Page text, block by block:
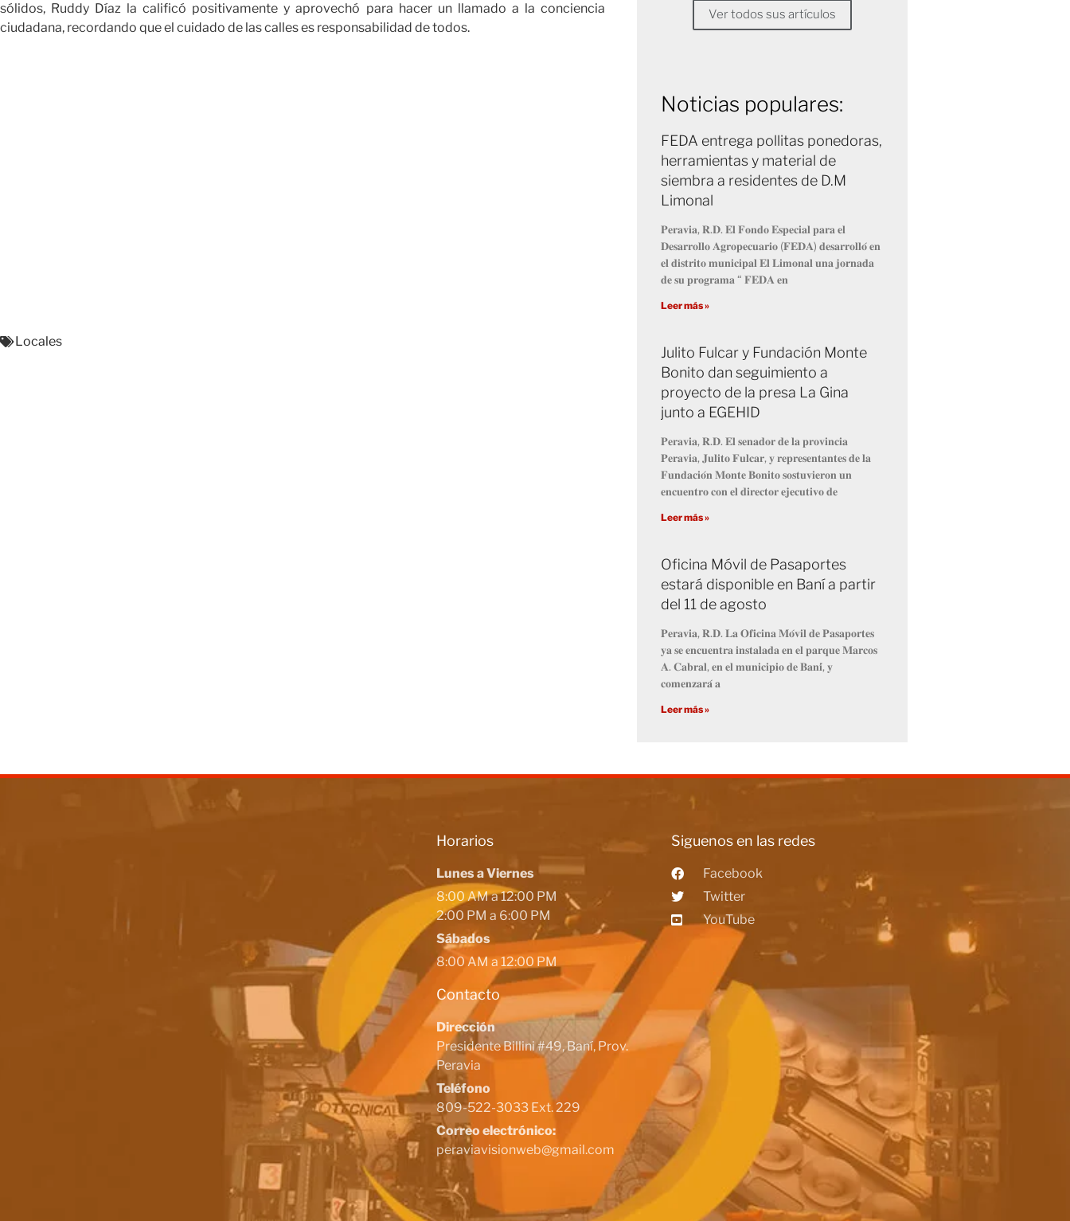
sólidos, Ruddy Díaz la calificó positivamente y aprovechó para hacer un llamado a la conciencia
ciudadana, recordando que el cuidado de las calles es responsabilidad de todos.
Locales
Ver todos sus artículos
Noticias populares:
FEDA entrega pollitas ponedoras,
herramientas y material de
siembra a residentes de D.M
Limonal
𝐏𝐞𝐫𝐚𝐯𝐢𝐚, 𝐑.𝐃. 𝐄𝐥 𝐅𝐨𝐧𝐝𝐨 𝐄𝐬𝐩𝐞𝐜𝐢𝐚𝐥 𝐩𝐚𝐫𝐚 𝐞𝐥
𝐃𝐞𝐬𝐚𝐫𝐫𝐨𝐥𝐥𝐨 𝐀𝐠𝐫𝐨𝐩𝐞𝐜𝐮𝐚𝐫𝐢𝐨 (𝐅𝐄𝐃𝐀) 𝐝𝐞𝐬𝐚𝐫𝐫𝐨𝐥𝐥𝐨́ 𝐞𝐧
𝐞𝐥 𝐝𝐢𝐬𝐭𝐫𝐢𝐭𝐨 𝐦𝐮𝐧𝐢𝐜𝐢𝐩𝐚𝐥 𝐄𝐥 𝐋𝐢𝐦𝐨𝐧𝐚𝐥 𝐮𝐧𝐚 𝐣𝐨𝐫𝐧𝐚𝐝𝐚
𝐝𝐞 𝐬𝐮 𝐩𝐫𝐨𝐠𝐫𝐚𝐦𝐚 “ 𝐅𝐄𝐃𝐀 𝐞𝐧
Leer más »
Julito Fulcar y Fundación Monte
Bonito dan seguimiento a
proyecto de la presa La Gina
junto a EGEHID
𝐏𝐞𝐫𝐚𝐯𝐢𝐚, 𝐑.𝐃. 𝐄𝐥 𝐬𝐞𝐧𝐚𝐝𝐨𝐫 𝐝𝐞 𝐥𝐚 𝐩𝐫𝐨𝐯𝐢𝐧𝐜𝐢𝐚
𝐏𝐞𝐫𝐚𝐯𝐢𝐚, 𝐉𝐮𝐥𝐢𝐭𝐨 𝐅𝐮𝐥𝐜𝐚𝐫, 𝐲 𝐫𝐞𝐩𝐫𝐞𝐬𝐞𝐧𝐭𝐚𝐧𝐭𝐞𝐬 𝐝𝐞 𝐥𝐚
𝐅𝐮𝐧𝐝𝐚𝐜𝐢𝐨́𝐧 𝐌𝐨𝐧𝐭𝐞 𝐁𝐨𝐧𝐢𝐭𝐨 𝐬𝐨𝐬𝐭𝐮𝐯𝐢𝐞𝐫𝐨𝐧 𝐮𝐧
𝐞𝐧𝐜𝐮𝐞𝐧𝐭𝐫𝐨 𝐜𝐨𝐧 𝐞𝐥 𝐝𝐢𝐫𝐞𝐜𝐭𝐨𝐫 𝐞𝐣𝐞𝐜𝐮𝐭𝐢𝐯𝐨 𝐝𝐞
Leer más »
Oficina Móvil de Pasaportes
estará disponible en Baní a partir
del 11 de agosto
𝐏𝐞𝐫𝐚𝐯𝐢𝐚, 𝐑.𝐃. 𝐋𝐚 𝐎𝐟𝐢𝐜𝐢𝐧𝐚 𝐌𝐨́𝐯𝐢𝐥 𝐝𝐞 𝐏𝐚𝐬𝐚𝐩𝐨𝐫𝐭𝐞𝐬
𝐲𝐚 𝐬𝐞 𝐞𝐧𝐜𝐮𝐞𝐧𝐭𝐫𝐚 𝐢𝐧𝐬𝐭𝐚𝐥𝐚𝐝𝐚 𝐞𝐧 𝐞𝐥 𝐩𝐚𝐫𝐪𝐮𝐞 𝐌𝐚𝐫𝐜𝐨𝐬
𝐀. 𝐂𝐚𝐛𝐫𝐚𝐥, 𝐞𝐧 𝐞𝐥 𝐦𝐮𝐧𝐢𝐜𝐢𝐩𝐢𝐨 𝐝𝐞 𝐁𝐚𝐧𝐢́, 𝐲
𝐜𝐨𝐦𝐞𝐧𝐳𝐚𝐫𝐚́ 𝐚
Leer más »
Horarios
Lunes a Viernes
8:00 AM a 12:00 PM
2:00 PM a 6:00 PM
Sábados
8:00 AM a 12:00 PM
Contacto
Dirección
Presidente Billini #49, Baní, Prov.
Peravia
Teléfono
809-522-3033 Ext. 229
Correo electrónico:
peraviavisionweb@gmail.com
Siguenos en las redes
Facebook
Twitter
YouTube